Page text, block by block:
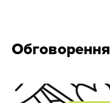
Обговорення